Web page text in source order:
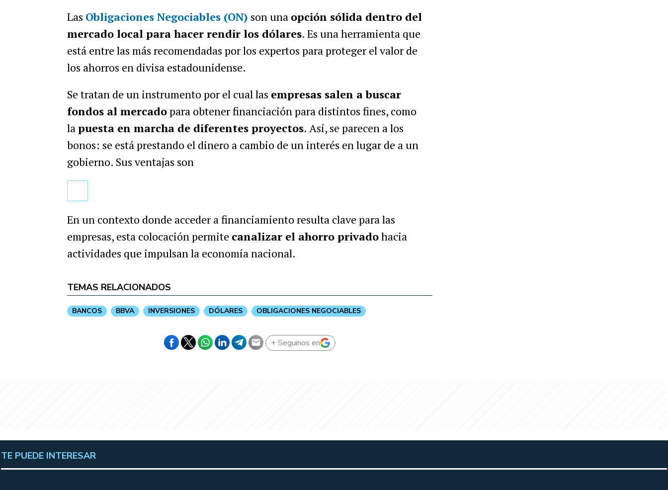
Las Obligaciones Negociables (ON) son una opción sólida dentro del
mercado local para hacer rendir los dólares. Es una herramienta que
está entre las más recomendadas por los expertos para proteger el valor de
los ahorros en divisa estadounidense.
Se tratan de un instrumento por el cual las empresas salen a buscar
fondos al mercadopara obtener financiación para distintos fines, como
lapuesta en marcha de diferentes proyectos. Así, se parecen a los
bonos: se está prestando el dinero a cambio de un interés en lugar de a un
gobierno. Sus ventajas son
En un contexto donde acceder a financiamiento resulta clave para las
empresas, esta colocación permite canalizar el ahorro privadohacia
actividades que impulsan la economía nacional.
TEMAS RELACIONADOS
BANCOS BBVA INVERSIONES DÓLARES OBLIGACIONES NEGOCIABLES
+ Seguinos en
TE PUEDE INTERESAR